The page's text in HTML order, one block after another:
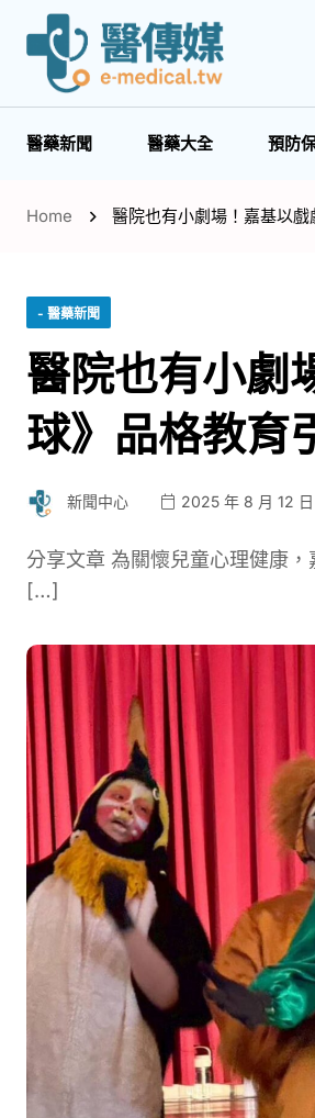
醫藥新聞 醫藥大全 預防
Home 醫院也有小劇場！嘉基以
- 醫藥新聞
醫院也有小
球》品格教育
新聞中心 2025 年 8 月 12 日
分享文章 為關懷兒童心理健康
[…]